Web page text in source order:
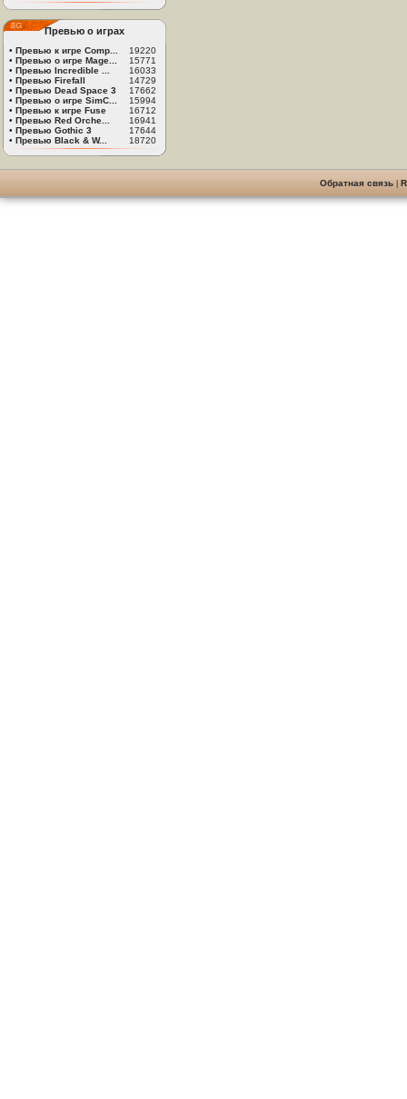
Превью о играх
• Превью к игре Comp...
19220
• Превью о игре Mage...
15771
• Превью Incredible ...
16033
• Превью Firefall
14729
• Превью Dead Space 3
17662
• Превью о игре SimC...
15994
• Превью к игре Fuse
16712
• Превью Red Orche...
16941
• Превью Gothic 3
17644
• Превью Black & W... 18720
Обратная связь